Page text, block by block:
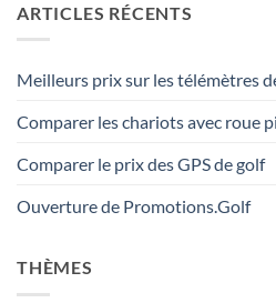
ARTICLES RÉCENTS
Meilleurs prix sur les télémètres
Comparer les chariots avec roue
Comparer le prix des GPS de golf
Ouverture de Promotions.Golf
THÈMES